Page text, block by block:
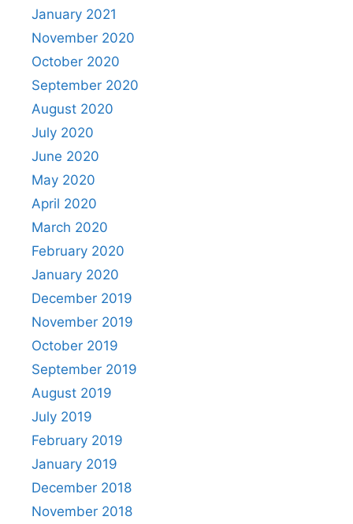
January 2021
November 2020
October 2020
September 2020
August 2020
July 2020
June 2020
May 2020
April 2020
March 2020
February 2020
January 2020
December 2019
November 2019
October 2019
September 2019
August 2019
July 2019
February 2019
January 2019
December 2018
November 2018